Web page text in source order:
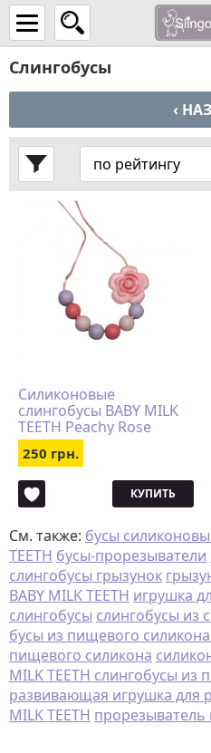
Слингобусы
‹
Силиконовые
слингобусы BABY MILK
TEETH Peachy Rose
250 грн.
КУПИТЬ
См. также: бусы
TEETH бусы-прорезыватели
слингобусы грызунок
BABY MILK TEETH игрушка
слингобусы слингобусы из
бусы из пищевого силикона
пищевого силикона
MILK TEETH слингобусы из
развивающая игрушка для
MILK TEETH